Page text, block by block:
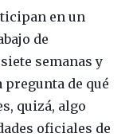
en un
de
semanas y
pregunta de qué
quizá, algo
oficiales de